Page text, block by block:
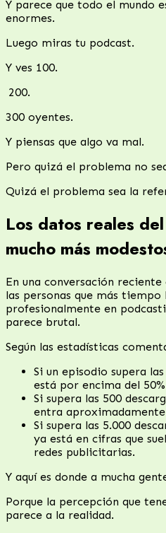
Y parece que todo el mundo
enormes.
Luego miras tu podcast.
Y ves 100.
300 oyentes.
Y piensas que algo va mal.
Pero quizá el problema no
Quizá el problema sea la
Los datos reales
mucho más
En una conversación reciente
las personas que más
profesionalmente en
parece brutal.
Según las estadísticas
Si un episodio supera
está por encima del
Si supera las 500
entra
Si supera las 5.000
ya está en cifras que
redes publicitarias.
Y aquí es donde a mucha
Porque la percepción que
parece a la realidad.